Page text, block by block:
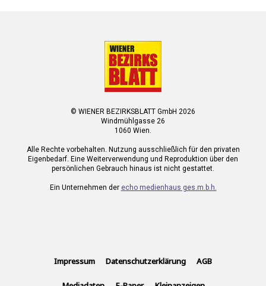
© WIENER BEZIRKSBLATT GmbH 2026
Windmühlgasse 26
1060 Wien.
Alle Rechte vorbehalten. Nutzung ausschließlich für den privaten
Eigenbedarf. Eine Weiterverwendung und Reproduktion über den
persönlichen Gebrauch hinaus ist nicht gestattet.
Ein Unternehmen der echo medienhaus ges.m.b.h.
Impressum Datenschutzerklärung AGB